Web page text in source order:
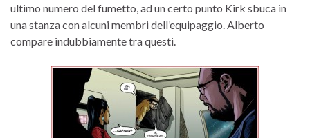
ultimo numero del fumetto, ad un certo punto Kirk sbuca in
una stanza con alcuni membri dell’equipaggio. Alberto
compare indubbiamente tra questi.